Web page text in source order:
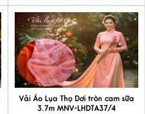
Vải Áo Lụa Thọ Dơi tròn cam sữa
3.7m MNV-LHDTA37/4